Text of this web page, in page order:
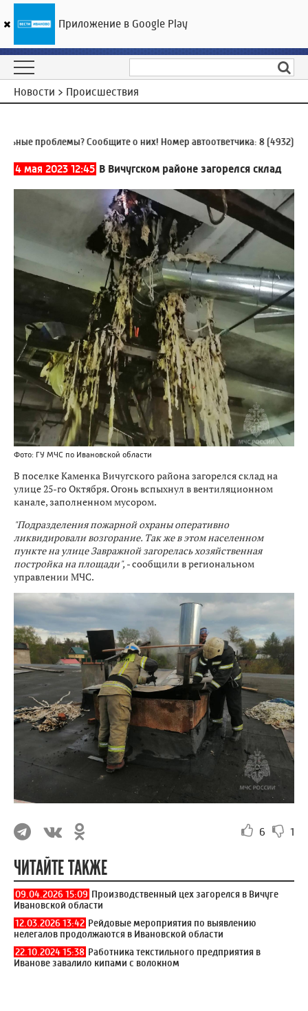
ГТРК «Ивтелерадио»
Новости > Происшествия
проблемы? Сообщите о них! Номер автоответчика:8 (4932) 930-
4 мая 2023 12:45 В Вичугском районе загорелся склад
Фото: ГУ МЧС по Ивановской области
В поселке Каменка Вичугского района загорелся склад на
улице 25-го Октября. Огонь вспыхнул в вентиляционном
канале, заполненном мусором.
"Подразделения пожарной охраны оперативно
ликвидировали возгорание. Так же в этом населенном
пункте на улице Завражной загорелась хозяйственная
постройка на площади", - сообщили в региональном
управлении МЧС.
6 1
ЧИТАЙТЕ ТАКЖЕ
09.04.2026 15:09 Производственный цех загорелся в Вичуге
Ивановской области
12.03.2026 13:42 Рейдовые мероприятия по выявлению
нелегалов продолжаются в Ивановской области
22.10.2024 15:38 Работника текстильного предприятия в
Иванове завалило кипами с волокном
Приложение в Google Play